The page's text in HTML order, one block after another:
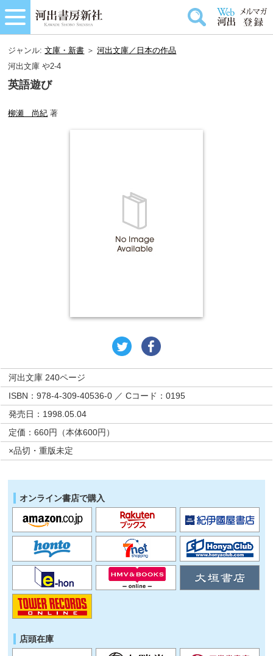
ジャンル:文庫・新書 ＞河出文庫／日本の作品
河出文庫 や2-4
英語遊び
柳瀬 尚紀 著
河出文庫 240ページ
ISBN：978-4-309-40536-0 ／ Cコード：0195
発売日：1998.05.04
定価：660円（本体600円）
×品切・重版未定
オンライン書店で購入
店頭在庫